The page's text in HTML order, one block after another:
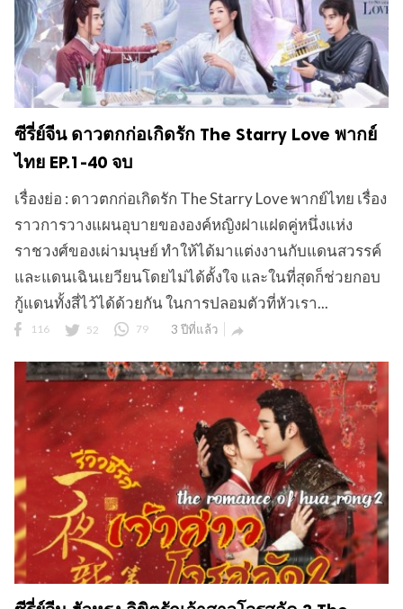
ซีรี่ย์จีน ดาวตกก่อเกิดรัก The Starry Love พากย์
ไทย EP.1-40 จบ
เรื่องย่อ : ดาวตกก่อเกิดรัก The Starry Love พากย์ไทย เรื่อง
ราวการวางแผนอุบายขององค์หญิงฝาแฝดคู่หนึ่งแห่ง
ราชวงศ์ของเผ่ามนุษย์ ทำให้ได้มาแต่งงานกับแดนสวรรค์
และแดนเฉินเยวียนโดยไม่ได้ตั้งใจ และในที่สุดก็ช่วยกอบ
กู้แดนทั้งสี่ไว้ได้ด้วยกัน ในการปลอมตัวที่หัวเรา...
116 52 79 3 ปีที่แล้ว 